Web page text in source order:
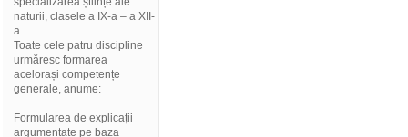
naturii, clasele a IX-a – a XII-
a.
Toate cele patru discipline
urmăresc formarea
acelorași competențe
generale, anume:
Formularea de explicații
argumentate pe baza